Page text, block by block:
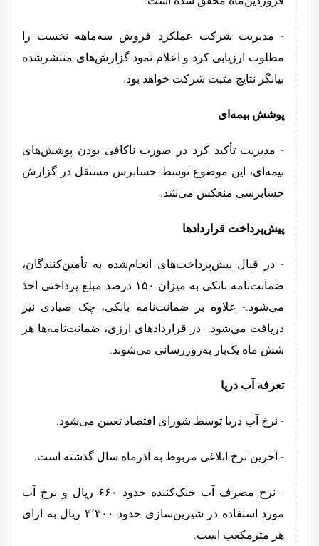
- مدیریت شرکت عملکرد فروش سه‌ماهه نخست را
مطلوب ارزیابی کرد و اعلام نمود گزارش‌های منتشرشده
بیانگر نتایج مثبت شرکت خواهد بود.
پوشش بیمه‌ای
- مدیریت تأکید کرد در صورت ناکافی بودن پوشش‌های
بیمه‌ای، این موضوع توسط حسابرس مستقل در گزارش
حسابرسی منعکس می‌شد.
پیش‌پرداخت قراردادها
- در قبال پیش‌پرداخت‌های انجام‌شده به تأمین‌کنندگان،
ضمانت‌نامه بانکی به میزان ۱۵۰ درصد مبلغ پرداختی اخذ
می‌شود.- علاوه بر ضمانت‌نامه بانکی، چک صیادی نیز
دریافت می‌شود.- در قراردادهای ارزی، ضمانت‌نامه‌ها هر
شش ماه یک‌بار به‌روزرسانی می‌شوند.
تعرفه آب دریا
- نرخ آب دریا توسط شورای اقتصاد تعیین می‌شود.
- آخرین نرخ ابلاغی مربوط به آذرماه سال گذشته است.
- نرخ مصرف آب خنک‌کننده حدود ۶۶۰ ریال و نرخ آب
مورد استفاده در شیرین‌سازی حدود ۳٬۳۰۰ ریال به ازای
هر مترمکعب است.